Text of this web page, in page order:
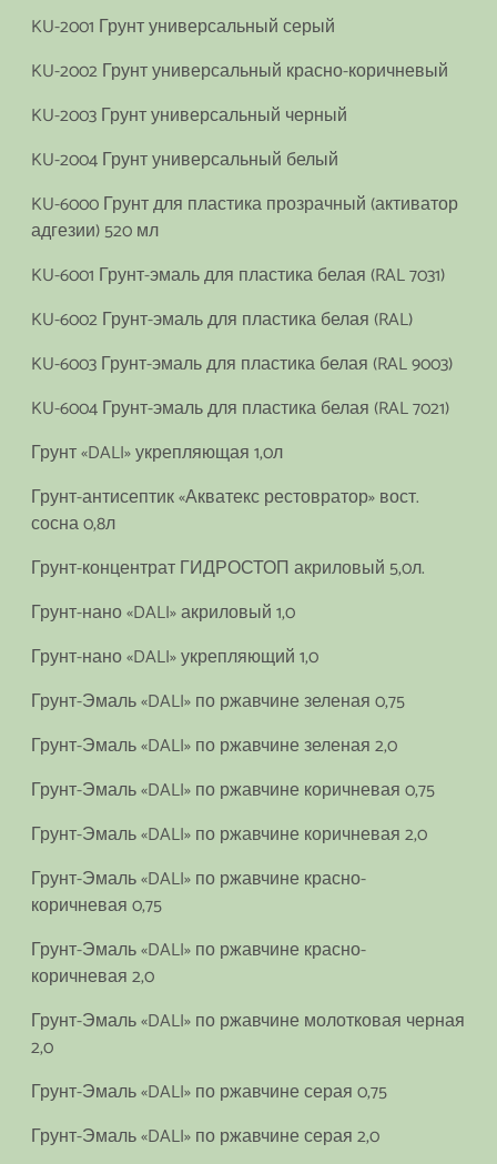
KU-2001 Грунт универсальный серый
KU-2002 Грунт универсальный красно-коричневый
KU-2003 Грунт универсальный черный
KU-2004 Грунт универсальный белый
KU-6000 Грунт для пластика прозрачный (активатор
адгезии) 520 мл
KU-6001 Грунт-эмаль для пластика белая (RAL 7031)
KU-6002 Грунт-эмаль для пластика белая (RAL)
KU-6003 Грунт-эмаль для пластика белая (RAL 9003)
KU-6004 Грунт-эмаль для пластика белая (RAL 7021)
Грунт «DALI» укрепляющая 1,0л
Грунт-антисептик «Акватекс рестовратор» вост.
сосна 0,8л
Грунт-концентрат ГИДРОСТОП акриловый 5,0л.
Грунт-нано «DALI» акриловый 1,0
Грунт-нано «DALI» укрепляющий 1,0
Грунт-Эмаль «DALI» по ржавчине зеленая 0,75
Грунт-Эмаль «DALI» по ржавчине зеленая 2,0
Грунт-Эмаль «DALI» по ржавчине коричневая 0,75
Грунт-Эмаль «DALI» по ржавчине коричневая 2,0
Грунт-Эмаль «DALI» по ржавчине красно-
коричневая 0,75
Грунт-Эмаль «DALI» по ржавчине красно-
коричневая 2,0
Грунт-Эмаль «DALI» по ржавчине молотковая черная
2,0
Грунт-Эмаль «DALI» по ржавчине серая 0,75
Грунт-Эмаль «DALI» по ржавчине серая 2,0